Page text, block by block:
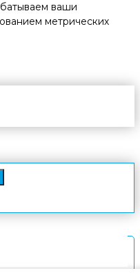
ваши
метрических